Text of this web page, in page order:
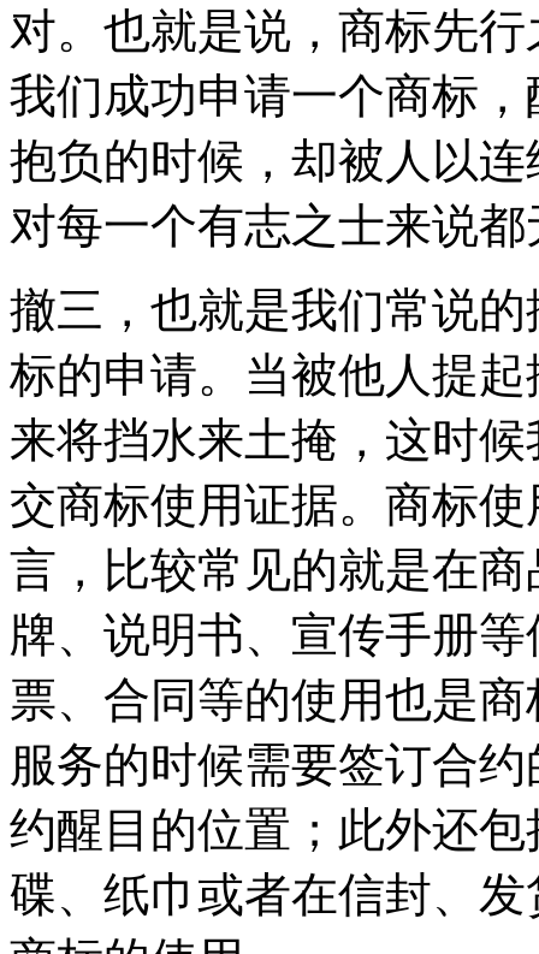
对。也就是说，商标先
我们成功申请一个商标
抱负的时候，却被人以
对每一个有志之士来说
撤三，也就是我们常说
标的申请。当被他人提
来将挡水来土掩，这时
交商标使用证据。商标
言，比较常见的就是在
牌、说明书、宣传手册
票、合同等的使用也是
服务的时候需要签订合
约醒目的位置；此外还
碟、纸巾或者在信封、